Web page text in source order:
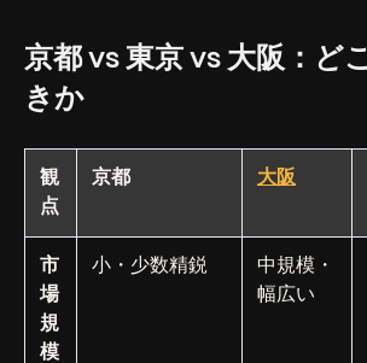
京都 vs 東京 vs 大阪：ど
きか
観
点
京都 大阪
市
場
規
模
小・少数精鋭
中規模・
幅広い